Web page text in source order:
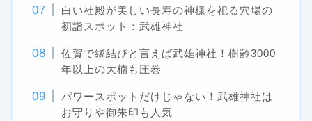
白い社殿が美しい長寿の神様を祀る穴場の
初詣スポット：武雄神社
佐賀で縁結びと言えば武雄神社！樹齢3000
年以上の大楠も圧巻
パワースポットだけじゃない！武雄神社は
お守りや御朱印も人気